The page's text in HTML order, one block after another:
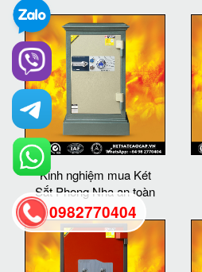
Kinh nghiệm mua Két
Sắt Phong Nha an toàn
0982770404